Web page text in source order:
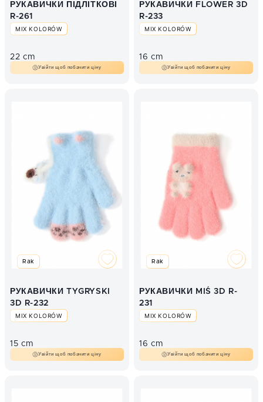
РУКАВИЧКИ ПІДЛІТКОВІ
R-261
MIX KOLORÓW
22 cm
Увійти щоб побачити ціну
РУКАВИЧКИ FLOWER 3D
R-233
MIX KOLORÓW
16 cm
Увійти щоб побачити ціну
Rak
РУКАВИЧКИ TYGRYSKI
3D R-232
MIX KOLORÓW
15 cm
Увійти щоб побачити ціну
Rak
РУКАВИЧКИ MIŚ 3D R-
231
MIX KOLORÓW
16 cm
Увійти щоб побачити ціну